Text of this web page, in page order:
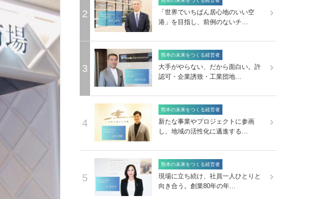
2
「世界でいちばん居心地のいい空
港」を目指し、前例のないチ…
3
熊本の未来をつくる経営者
大手がやらない、だから面白い。許
認可・企業誘致・工業団地…
4
熊本の未来をつくる経営者
新たな事業やプロジェクトに参画
し、地域の活性化に邁進する…
5
熊本の未来をつくる経営者
現場に立ち続け、社員一人ひとりと
向き合う。創業80年の年…